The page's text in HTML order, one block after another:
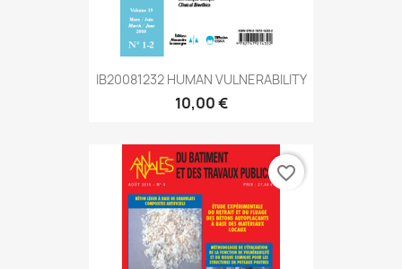
IB20081232 HUMAN VULNERABILITY
10,00 €
favorite_border